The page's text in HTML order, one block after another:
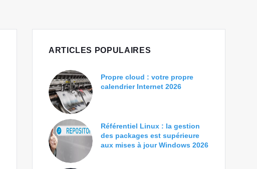
ARTICLES POPULAIRES
Propre cloud : votre propre
calendrier Internet 2026
Référentiel Linux : la gestion
des packages est supérieure
aux mises à jour Windows 2026